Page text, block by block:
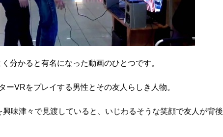
分かると有名になった動画のひとつです。
VRをプレイする男性とその友人らしき人物。
味津々で見渡していると、いじわるそうな笑顔で友人が背後